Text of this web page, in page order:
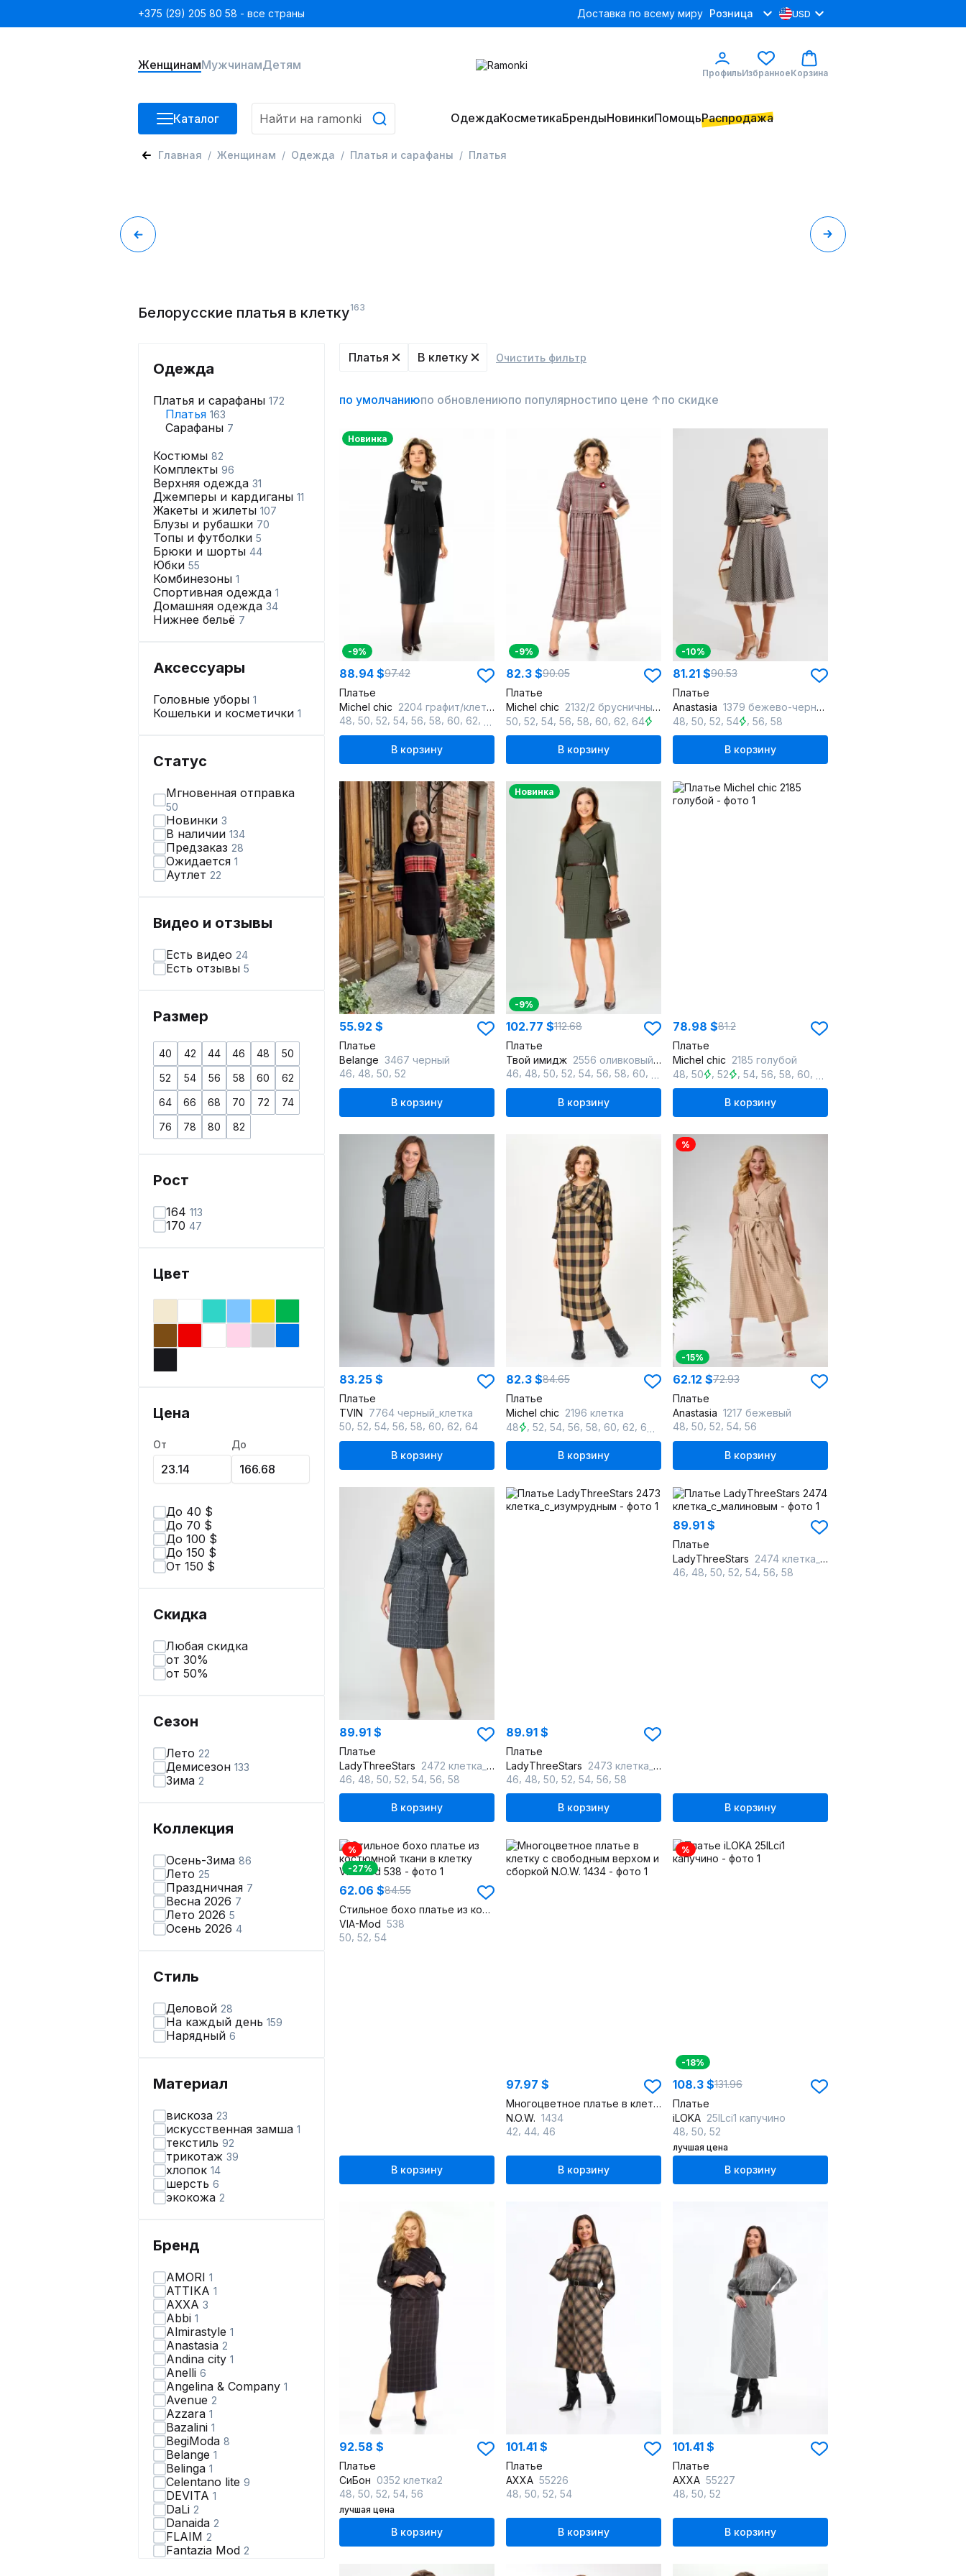
+375 (29) 205 80 58 - все страны Доставка по всему миру Розница USD
ЖенщинамМужчинамДетям
ПрофильИзбранноеКорзина
Каталог ОдеждаКосметикаБрендыНовинкиПомощьРаспродажа
Главная Женщинам Одежда Платья и сарафаны Платья
Белорусские платья в клетку163
Одежда
Платья и сарафаны 172
Платья 163
Сарафаны 7
Костюмы 82
Комплекты 96
Верхняя одежда 31
Джемперы и кардиганы 11
Жакеты и жилеты 107
Блузы и рубашки 70
Топы и футболки 5
Брюки и шорты 44
Юбки 55
Комбинезоны 1
Спортивная одежда 1
Домашняя одежда 34
Нижнее бельё 7
Аксессуары
Головные уборы 1
Кошельки и косметички 1
Статус
Мгновенная отправка
50
Новинки 3
В наличии 134
Предзаказ 28
Ожидается 1
Аутлет 22
Видео и отзывы
Есть видео 24
Есть отзывы 5
Размер
40 42 44 46 48
50
52
54 56 58 60
62
64
66 68 70 72
74
76
78 80 82
Рост
164 113
170 47
Цвет
Цена
От До
До 40 $
До 70 $
До 100 $
До 150 $
От 150 $
Скидка
Любая скидка
от 30%
от 50%
Сезон
Лето 22
Демисезон 133
Зима 2
Коллекция
Осень-Зима 86
Лето 25
Праздничная 7
Весна 2026 7
Лето 2026 5
Осень 2026 4
Стиль
Деловой 28
На каждый день 159
Нарядный 6
Материал
вискоза 23
искусственная замша 1
текстиль 92
трикотаж 39
хлопок 14
шерсть 6
экокожа 2
Бренд
AMORI 1
ATTIKA 1
AXXA 3
Abbi 1
Almirastyle 1
Anastasia 2
Andina city 1
Anelli 6
Angelina & Сompany 1
Avenue 2
Azzara 1
Bazalini 1
BegiModa 8
Belange 1
Belinga 1
Celentano lite 9
DEVITA 1
DaLi 2
Danaida 2
FLAIM 2
Fantazia Mod 2
Платья В клетку Очистить фильтр
по умолчаниюпо обновлениюпо популярностипо цене ↑по скидке
Новинка
-9%
88.94 $97.42
Платье
Michel chic 2204 графит/клетка
48 50 52 54 56 58 60 62
В корзину
-9%
82.3 $90.05
Платье
Michel chic 2132/2 брусничный_клетка
50 52 54 56 58 60 62 64
В корзину
-10%
81.21 $90.53
Платье
Anastasia 1379 бежево-черный
48 50 52 54 ,56 ,58
В корзину
55.92 $
Платье
Belange 3467 черный
46 48 50 52
В корзину
Новинка
-9%
102.77 $112.68
Платье
Твой имидж 2556 оливковый_в_клетку
46 48 50 52 54 56 58 60
В корзину
78.98 $81.2
Платье
Michel chic 2185 голубой
48 50 ,52 54 56 58 60
В корзину
83.25 $
Платье
TVIN 7764 черный_клетка
50 52 54 56 58 60 62 64
В корзину
82.3 $84.65
Платье
Michel chic 2196 клетка
48
,52 ,54 ,56 ,58 60 62 64
В корзину
%
-15%
62.12 $72.93
Платье
Anastasia 1217 бежевый
48 50 52 54 56
В корзину
89.91 $
Платье
LadyThreeStars 2472 клетка_с_горчичным
46 48 50 52 54 56 58
В корзину
89.91 $
Платье
LadyThreeStars 2473 клетка_с_изумрудным
46 48 50 52 54 56 58
В корзину
89.91 $
Платье
LadyThreeStars 2474 клетка_с_малиновым
46 48 50 52 54 56 58
В корзину
%
-27%
62.06 $84.55
Стильное бохо платье из костюмной ткани в клетку
VIA-Mod 538
50 52 54
В корзину
97.97 $
Многоцветное платье в клетку с свободным верхом и сборкой
N.O.W. 1434
42 44 46
В корзину
%
-18%
108.3 $131.96
Платье
iLOKA 25ILci1 капучино
48 50 52
лучшая цена
В корзину
92.58 $
Платье
СиБон 0352 клетка2
48 50 52 54 56
лучшая цена
В корзину
101.41 $
Платье
AXXA 55226
48 50 52 54
В корзину
101.41 $
Платье
AXXA 55227
48 50 52
В корзину